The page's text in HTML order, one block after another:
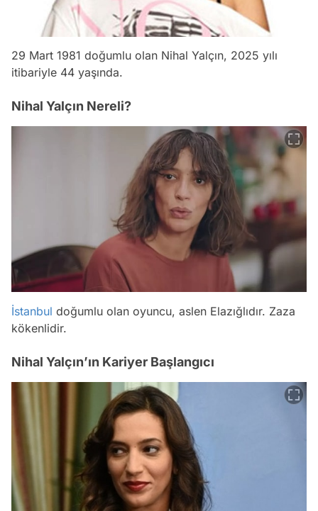
29 Mart 1981 doğumlu olan Nihal Yalçın, 2025 yılı
itibariyle 44 yaşında.
Nihal Yalçın Nereli?
İstanbul doğumlu olan oyuncu, aslen Elazığlıdır. Zaza
kökenlidir.
Nihal Yalçın’ın Kariyer Başlangıcı